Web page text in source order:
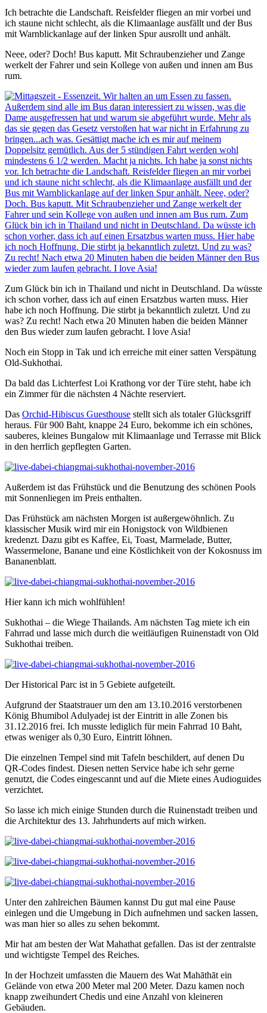
Ich betrachte die Landschaft. Reisfelder fliegen an mir vorbei und
ich staune nicht schlecht, als die Klimaanlage ausfällt und der Bus
mit Warnblickanlage auf der linken Spur ausrollt und anhält.
Neee, oder? Doch! Bus kaputt. Mit Schraubenzieher und Zange
werkelt der Fahrer und sein Kollege von außen und innen am Bus
rum.
Zum Glück bin ich in Thailand und nicht in Deutschland. Da wüsste
ich schon vorher, dass ich auf einen Ersatzbus warten muss. Hier
habe ich noch Hoffnung. Die stirbt ja bekanntlich zuletzt. Und zu
was? Zu recht! Nach etwa 20 Minuten haben die beiden Männer
den Bus wieder zum laufen gebracht. I love Asia!
Noch ein Stopp in Tak und ich erreiche mit einer satten Verspätung
Old-Sukhothai.
Da bald das Lichterfest Loi Krathong vor der Türe steht, habe ich
ein Zimmer für die nächsten 4 Nächte reserviert.
Das Orchid-Hibiscus Guesthouse stellt sich als totaler Glücksgriff
heraus. Für 900 Baht, knappe 24 Euro, bekomme ich ein schönes,
sauberes, kleines Bungalow mit Klimaanlage und Terrasse mit Blick
in den herrlich gepflegten Garten.
Außerdem ist das Frühstück und die Benutzung des schönen Pools
mit Sonnenliegen im Preis enthalten.
Das Frühstück am nächsten Morgen ist außergewöhnlich. Zu
klassischer Musik wird mir ein Honigstock von Wildbienen
kredenzt. Dazu gibt es Kaffee, Ei, Toast, Marmelade, Butter,
Wassermelone, Banane und eine Köstlichkeit von der Kokosnuss im
Bananenblatt.
Hier kann ich mich wohlfühlen!
Sukhothai – die Wiege Thailands. Am nächsten Tag miete ich ein
Fahrrad und lasse mich durch die weitläufigen Ruinenstadt von Old
Sukhothai treiben.
Der Historical Parc ist in 5 Gebiete aufgeteilt.
Aufgrund der Staatstrauer um den am 13.10.2016 verstorbenen
König Bhumibol Adulyadej ist der Eintritt in alle Zonen bis
31.12.2016 frei. Ich musste lediglich für mein Fahrrad 10 Baht,
etwas weniger als 0,30 Euro, Eintritt löhnen.
Die einzelnen Tempel sind mit Tafeln beschildert, auf denen Du
QR-Codes findest. Diesen netten Service habe ich sehr gerne
genutzt, die Codes eingescannt und auf die Miete eines Audioguides
verzichtet.
So lasse ich mich einige Stunden durch die Ruinenstadt treiben und
die Architektur des 13. Jahrhunderts auf mich wirken.
Unter den zahlreichen Bäumen kannst Du gut mal eine Pause
einlegen und die Umgebung in Dich aufnehmen und sacken lassen,
was man hier so alles zu sehen bekommt.
Mir hat am besten der Wat Mahathat gefallen. Das ist der zentralste
und wichtigste Tempel des Reiches.
In der Hochzeit umfassten die Mauern des Wat Mahāthāt ein
Gelände von etwa 200 Meter mal 200 Meter. Dazu kamen noch
knapp zweihundert Chedis und eine Anzahl von kleineren
Gebäuden.